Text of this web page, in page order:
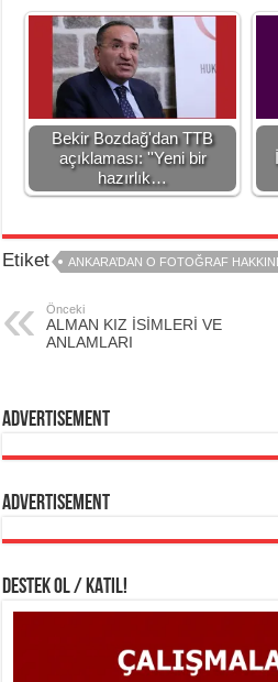
Bekir Bozdağ'dan TTB
açıklaması: ''Yeni bir
hazırlık…
Etiket ANKARA’DAN O FOTOĞRAF
Önceki
ALMAN KIZ İSİMLERİ VE
ANLAMLARI
Advertisement
Advertisement
DESTEK OL / KATIL!